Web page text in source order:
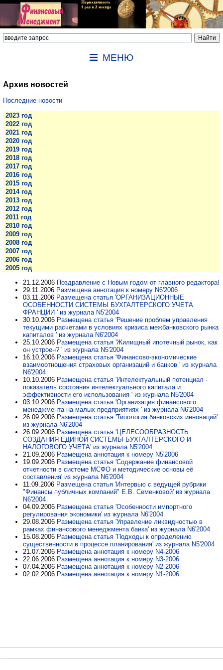
МЕНЮ
Архив новостей
Последние новости
2023 год
2022 год
2021 год
2020 год
2019 год
2018 год
2017 год
2016 год
2015 год
2014 год
2013 год
2012 год
2011 год
2010 год
2009 год
2008 год
2007 год
2006 год
2005 год
21.12.2006 Поздравление с Новым годом от главного редактора!
29.11.2006 Размещена аннотация к номеру N6'2006
03.11.2006 Размещена статья 'ОРГАНИЗАЦИОННЫЕ
ОСОБЕННОСТИ СИСТЕМЫ БУХГАЛТЕРСКОГО УЧЕТА
ФРАНЦИИ ' из журнала N5'2004
30.10.2006 Размещена статья 'Решение проблем управления
текущими расчетами в условиях кризиса межбанковского рынка
капиталов ' из журнала N6'2004
25.10.2006 Размещена статья 'Жилищный ипотечный рынок, как
он устроен? ' из журнала N5'2004
16.10.2006 Размещена статья 'Финансово-экономические
взаимоотношения страховых организаций и банков ' из журнала
N6'2004
10.10.2006 Размещена статья 'Интелектуальный потенциал -
показатель состояния интелектуального капитала и
эффективности его использования ' из журнала N5'2004
03.10.2006 Размещена статья 'Организация финансового
менеджмента на малых предприятиях ' из журнала N6'2004
26.09.2006 Размещена статья 'Типология банковских инноваций'
из журнала N6'2004
26.09.2006 Размещена статья 'ЦЕЛЕСООБРАЗНОСТЬ
СОЗДАНИЯ ЕДИНОЙ СИСТЕМЫ БУХГАЛТЕРСКОГО И
НАЛОГОВОГО УЧЕТА' из журнала N5'2004
21.09.2006 Размещена аннотация к номеру N5'2006
19.09.2006 Размещена статья 'Содержание финансовой
отчетности в системе МСФО и методические основы её
составления' из журнала N6'2004
11.09.2006 Размещена статья 'Интервью с ведущей рубрики
"Финансы публичных компаний" Е.В. Семенковой' из журнала
N6'2004
04.09.2006 Размещена статья 'Особенности импортного
регулирования экономики' из журнала N6'2004
29.08.2006 Размещена статья 'Управление ликвидностью в
рамках финансового менеджмента банка' из журнала N6'2004
15.08.2006 Размещена статья 'Подходы к определению
существенности в процессе планирования' из журнала N5'2004
21.07.2006 Размещена аннотация к номеру N4-2006
22.06.2006 Размещена аннотация к номеру N3-2006
07.04.2006 Размещена аннотация к номеру N2-2006
02.02.2006 Размещена аннотация к номеру N1-2006